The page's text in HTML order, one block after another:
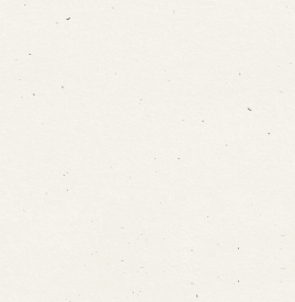
宝 故鶴澤友路師匠